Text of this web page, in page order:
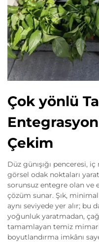
Çok yönlü
Çekim
Düz günışığı penceresi,
görsel odak noktaları
sorunsuz entegre olan ve
çözüm sunar. Şık,
aynı seviyede yer alır; bu
yoğunluk yaratmadan,
tamamlayan temiz
boyutlandırma imkânı